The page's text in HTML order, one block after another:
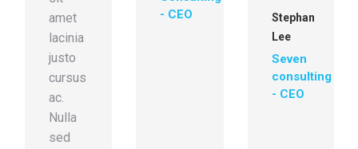
amet
lacinia
justo
cursus
ac.
Nulla
sed
- CEO
Stephan
Lee
Seven
consulting
- CEO